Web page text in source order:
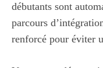
débutants sont
parcours
renforcé pour éviter